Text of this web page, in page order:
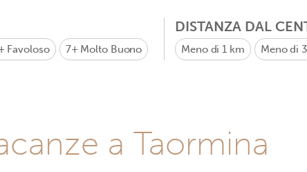
Favoloso 7+ Molto Buono
DISTANZA DAL
Meno di 1 km Meno di
a Taormina